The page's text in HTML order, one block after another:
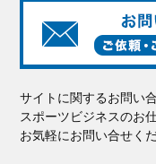
サイトに関するお問い合
スポーツビジネスのお
お気軽にお問い合せく